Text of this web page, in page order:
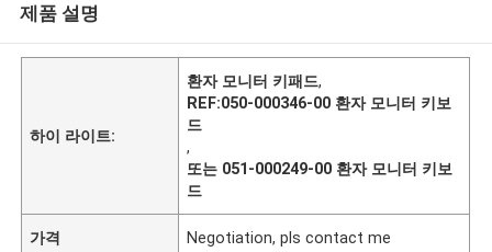
제품 설명
하이 라이트:
환자 모니터 키패드,
REF:050-000346-00 환자 모니터 키보
드
,
또는 051-000249-00 환자 모니터 키보
드
가격 Negotiation, pls contact me